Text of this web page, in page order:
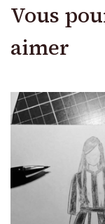
Vous
aimer